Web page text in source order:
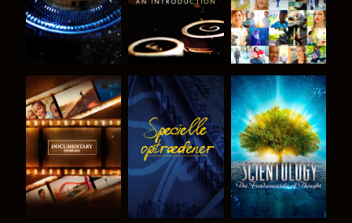
UDFORSK
SERIEN
SE
UDFORSK
SERIEN